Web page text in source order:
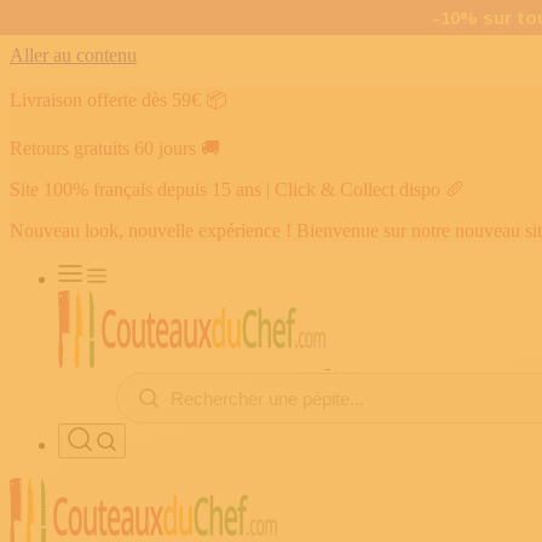
Aller au contenu
Livraison offerte dès 59€ 📦
Retours gratuits 60 jours 🚚
Site 100% français depuis 15 ans | Click & Collect dispo 🥖
Nouveau look, nouvelle expérience ! Bienvenue sur notre nouveau